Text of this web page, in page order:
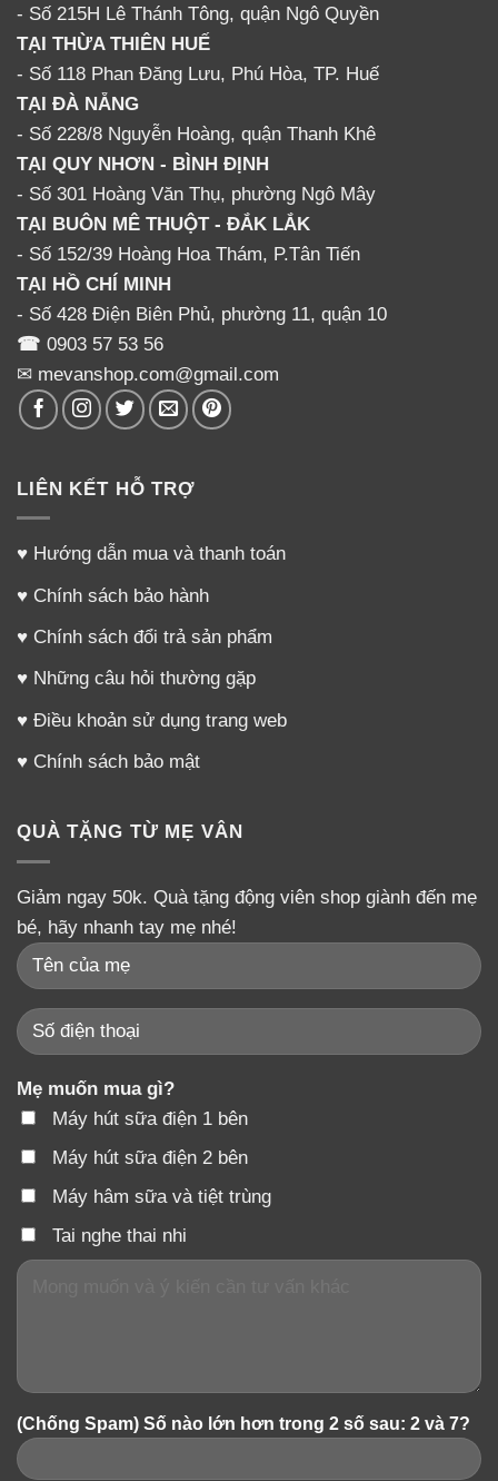
- Số 215H Lê Thánh Tông, quận Ngô Quyền
TẠI THỪA THIÊN HUẾ
- Số 118 Phan Đăng Lưu, Phú Hòa, TP. Huế
TẠI ĐÀ NẴNG
- Số 228/8 Nguyễn Hoàng, quận Thanh Khê
TẠI QUY NHƠN - BÌNH ĐỊNH
- Số 301 Hoàng Văn Thụ, phường Ngô Mây
TẠI BUÔN MÊ THUỘT - ĐẮK LẮK
- Số 152/39 Hoàng Hoa Thám, P.Tân Tiến
TẠI HỒ CHÍ MINH
- Số 428 Điện Biên Phủ, phường 11, quận 10
☎ 0903 57 53 56
✉ mevanshop.com@gmail.com
LIÊN KẾT HỖ TRỢ
♥ Hướng dẫn mua và thanh toán
♥ Chính sách bảo hành
♥ Chính sách đổi trả sản phẩm
♥ Những câu hỏi thường gặp
♥ Điều khoản sử dụng trang web
♥ Chính sách bảo mật
QUÀ TẶNG TỪ MẸ VÂN
Giảm ngay 50k. Quà tặng động viên shop giành đến mẹ
bé, hãy nhanh tay mẹ nhé!
Mẹ muốn mua gì?
Máy hút sữa điện 1 bên
Máy hút sữa điện 2 bên
Máy hâm sữa và tiệt trùng
Tai nghe thai nhi
(Chống Spam) Số nào lớn hơn trong 2 số sau: 2 và 7?